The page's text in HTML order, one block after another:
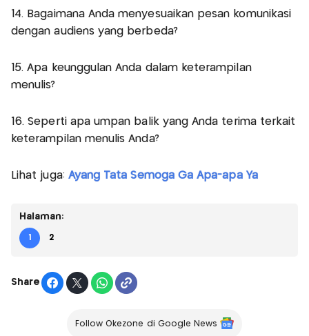
14. Bagaimana Anda menyesuaikan pesan komunikasi
dengan audiens yang berbeda?
15. Apa keunggulan Anda dalam keterampilan
menulis?
16. Seperti apa umpan balik yang Anda terima terkait
keterampilan menulis Anda?
Lihat juga: Ayang Tata Semoga Ga Apa-apa Ya
Halaman:
1 2
Share
Follow Okezone di Google News